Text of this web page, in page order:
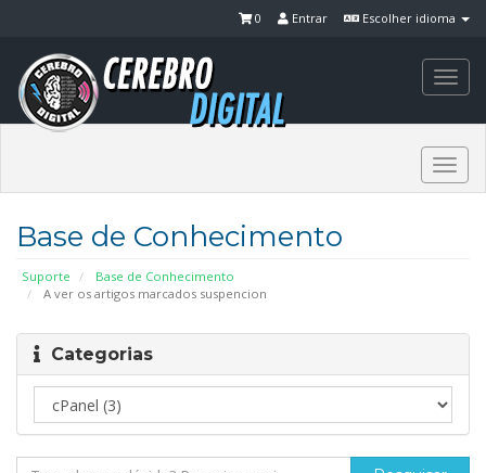
Escolher idioma
Entrar
0
Base de Conhecimento
Suporte
Base de Conhecimento
A ver os artigos marcados suspencion
Categorias